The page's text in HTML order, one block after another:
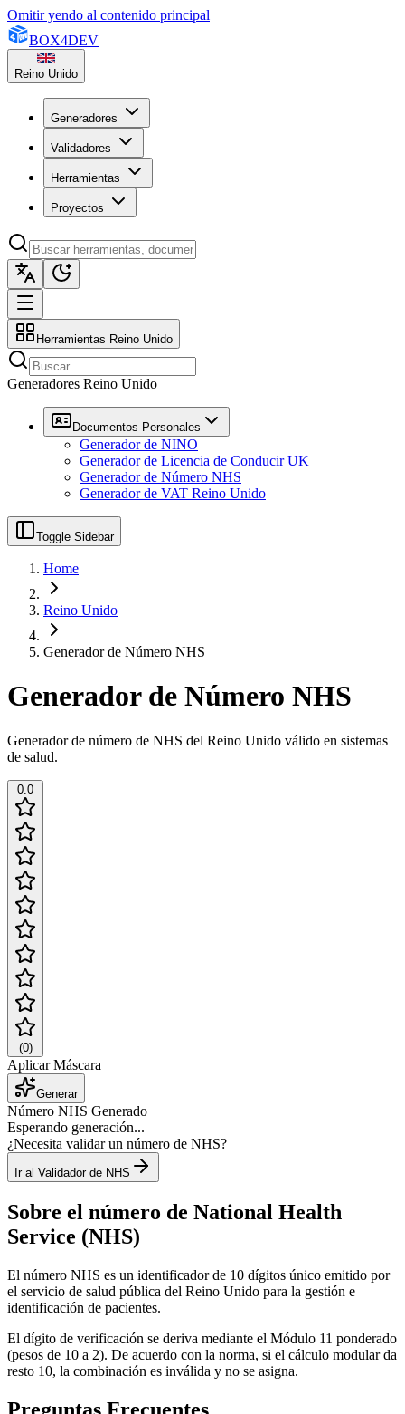
Omitir yendo al contenido principal
BOX4DEV
Reino Unido
Generadores
Validadores
Herramientas
Proyectos
Herramientas Reino Unido
Generadores Reino Unido
Documentos Personales
Generador de NINO
Generador de Licencia de Conducir UK
Generador de Número NHS
Generador de VAT Reino Unido
Toggle Sidebar
Home
Reino Unido
Generador de Número NHS
Generador de Número NHS
Generador de número de NHS del Reino Unido válido en sistemas
de salud.
0.0
(0)
Aplicar Máscara
Generar
Número NHS Generado
Esperando generación...
¿Necesita validar un número de NHS?
Ir al Validador de NHS
Sobre el número de National Health
Service (NHS)
El número NHS es un identificador de 10 dígitos único emitido por
el servicio de salud pública del Reino Unido para la gestión e
identificación de pacientes.
El dígito de verificación se deriva mediante el Módulo 11 ponderado
(pesos de 10 a 2). De acuerdo con la norma, si el cálculo modular da
resto 10, la combinación es inválida y no se asigna.
Preguntas Frecuentes